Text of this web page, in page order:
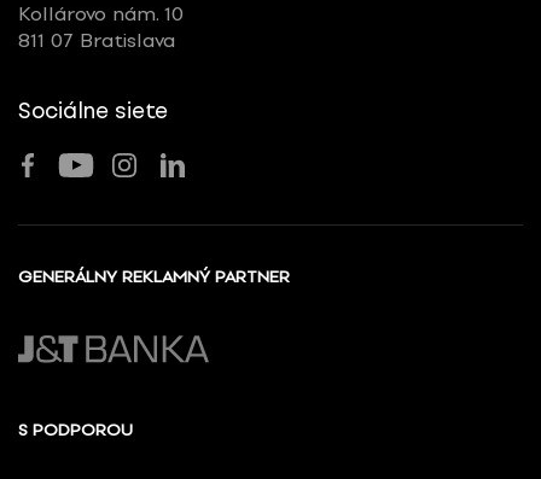
Kollárovo nám. 10
811 07 Bratislava
Sociálne siete
GENERÁLNY REKLAMNÝ PARTNER
S PODPOROU